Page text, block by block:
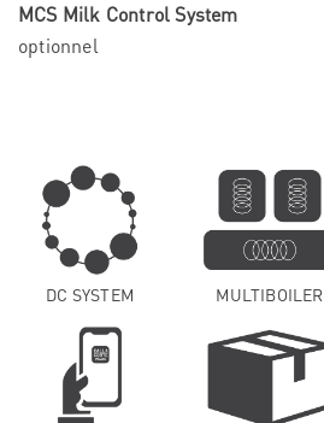
MCS Milk Control System
optionnel
DC SYSTEM MULTIBOILER